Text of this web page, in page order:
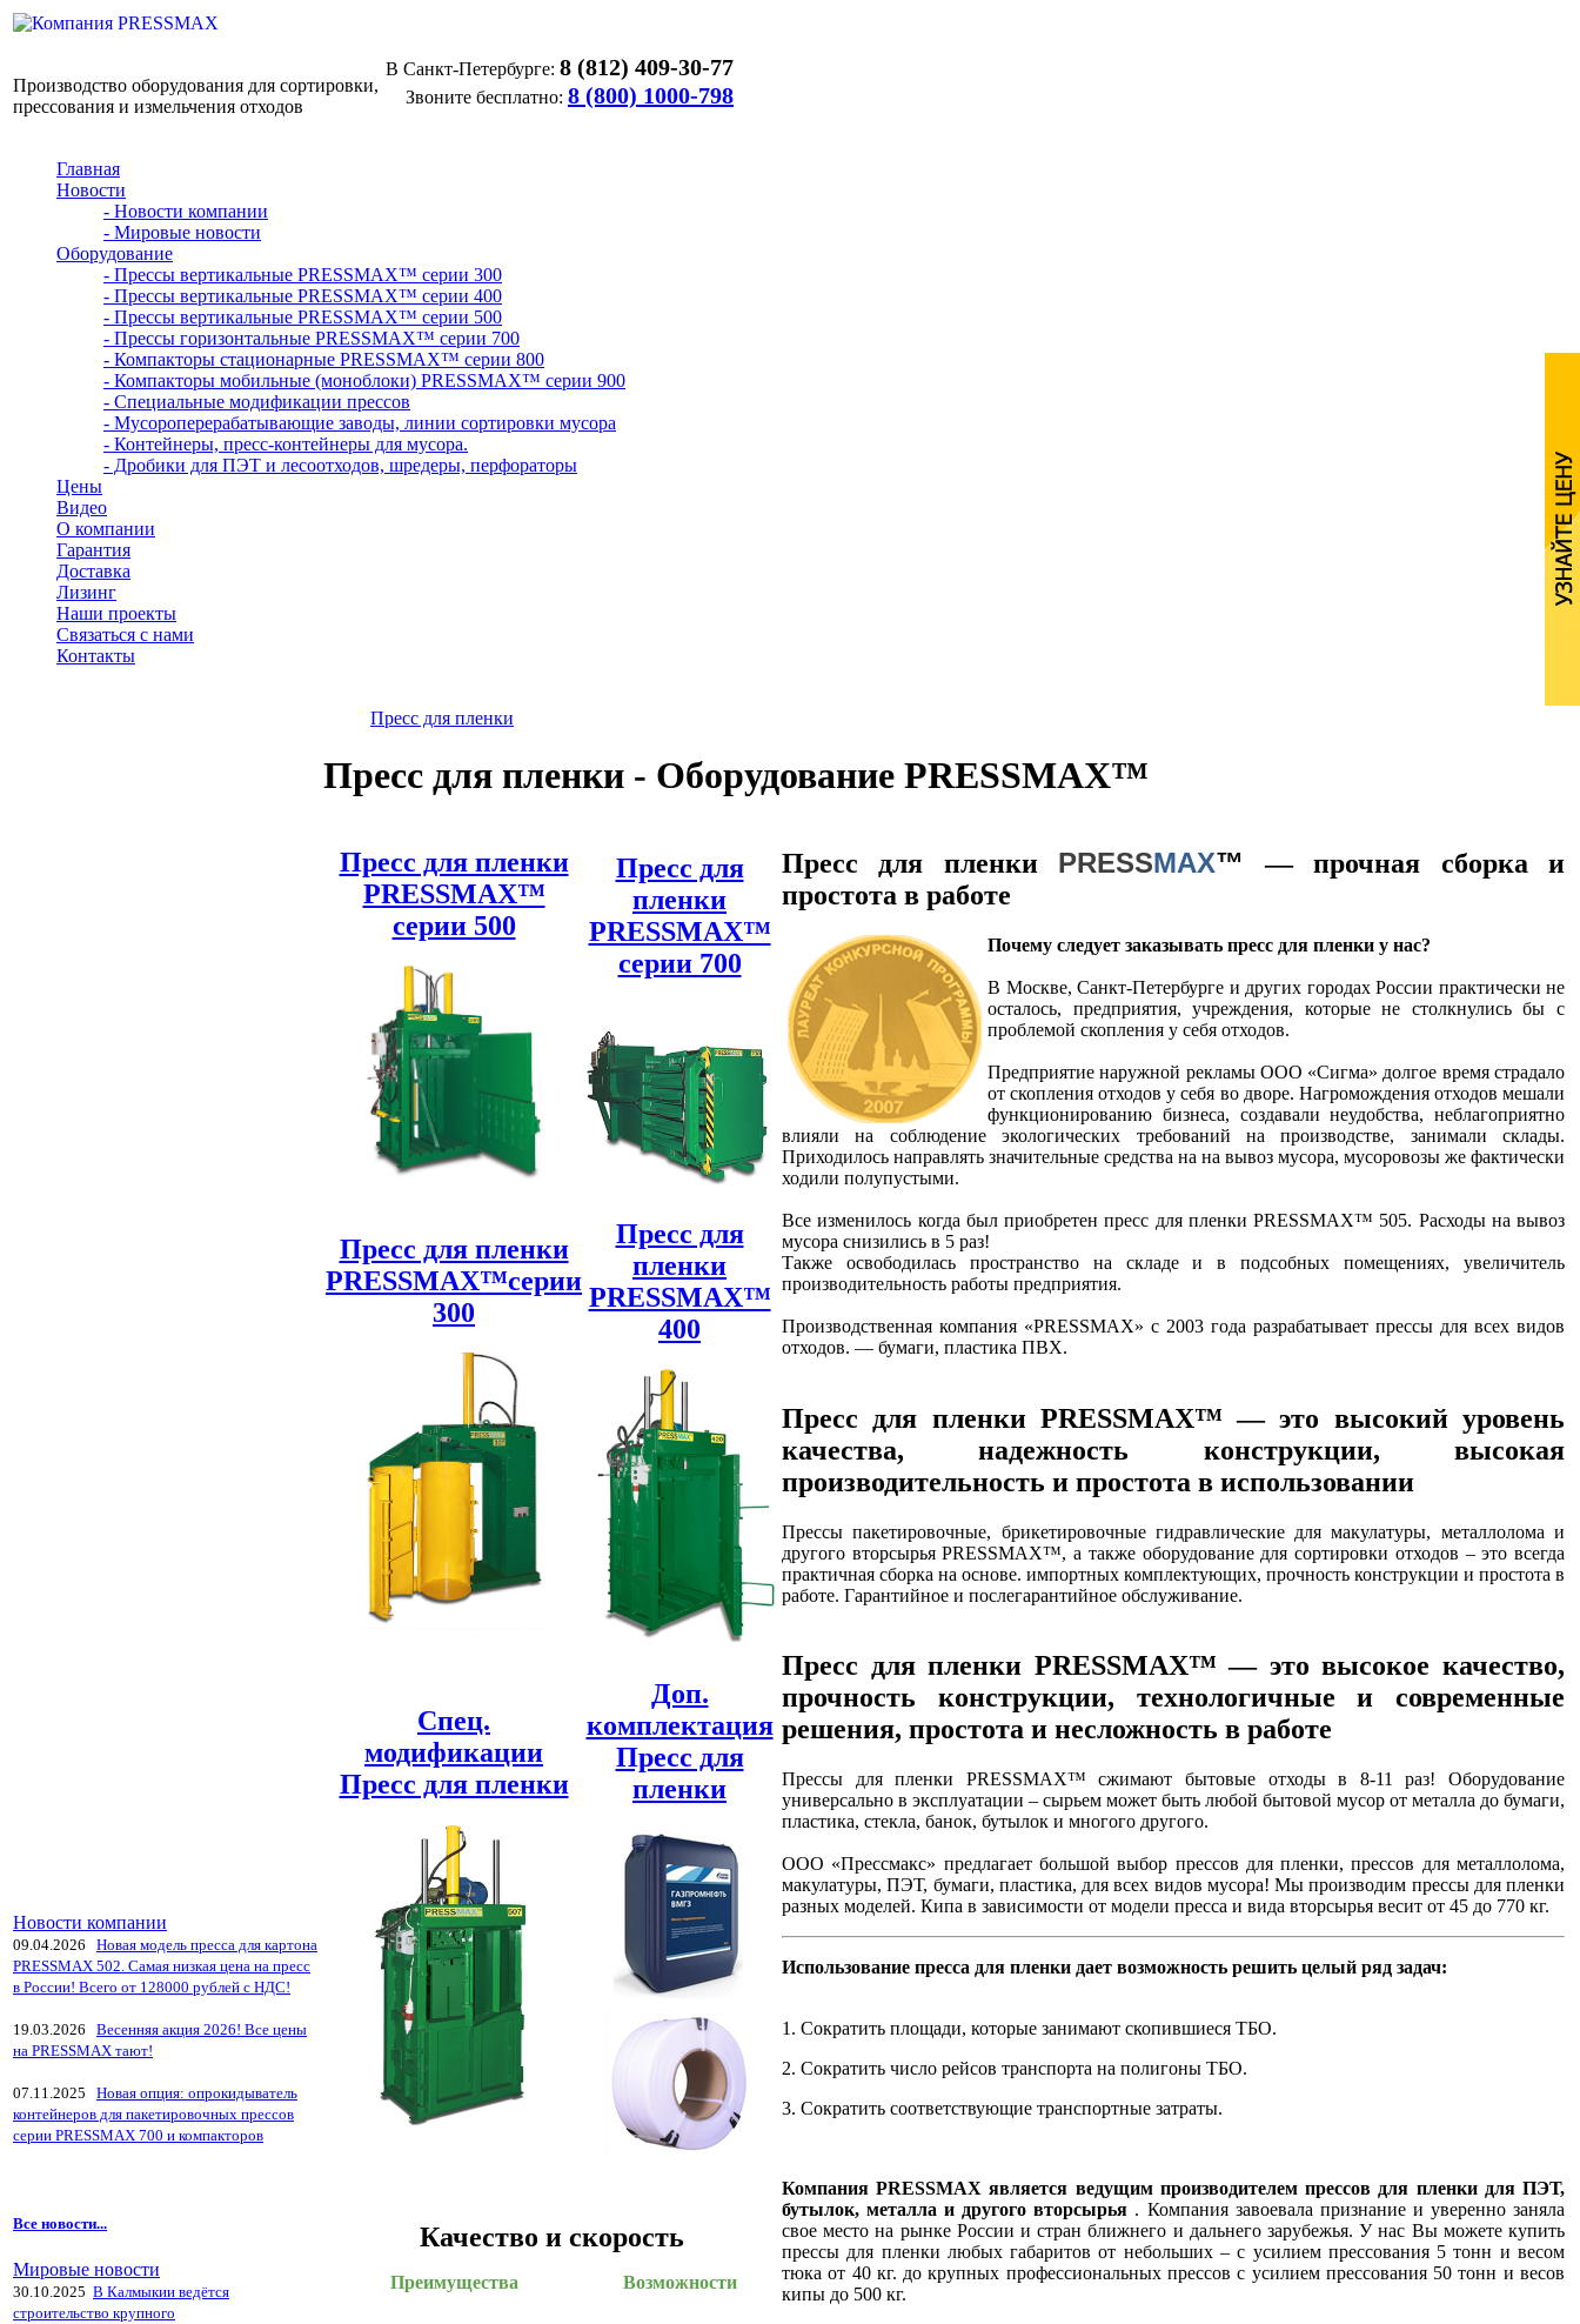
Производство оборудования для сортировки,
прессования и измельчения отходов
В Санкт-Петербурге: 8 (812) 409-30-77
Звоните бесплатно: 8 (800) 1000-798
Главная
Новости
- Новости компании
- Мировые новости
Оборудование
- Прессы вертикальные PRESSMAX™ серии 300
- Прессы вертикальные PRESSMAX™ серии 400
- Прессы вертикальные PRESSMAX™ серии 500
- Прессы горизонтальные PRESSMAX™ серии 700
- Компакторы стационарные PRESSMAX™ серии 800
- Компакторы мобильные (моноблоки) PRESSMAX™ серии 900
- Специальные модификации прессов
- Мусороперерабатывающие заводы, линии сортировки мусора
- Контейнеры, пресс-контейнеры для мусора.
- Дробики для ПЭТ и лесоотходов, шредеры, перфораторы
Цены
Видео
О компании
Гарантия
Доставка
Лизинг
Наши проекты
Связаться с нами
Контакты
Новости компании
09.04.2026
Новая модель пресса для картона
PRESSMAX 502. Самая низкая цена на пресс
в России! Всего от 128000 рублей с НДС!
19.03.2026
Весенняя акция 2026! Все цены
на PRESSMAX тают!
07.11.2025
Новая опция: опрокидыватель
контейнеров для пакетировочных прессов
серии PRESSMAX 700 и компакторов
Все новости...
Мировые новости
30.10.2025 В Калмыкии ведётся
строительство крупного
Пресс для пленки
Пресс для пленки - Оборудование PRESSMAX™
Пресс для пленки
PRESSMAX™
серии 500
Пресс для
пленки
PRESSMAX™
серии 700
Пресс для пленки
PRESSMAX™серии
300
Пресс для
пленки
PRESSMAX™
400
Спец.
модификации
Пресс для пленки
Доп.
комплектация
Пресс для
пленки
Качество и скорость
Преимущества Возможности
Пресс для пленки PRESSMAX™— прочная сборка и
простота в работе
Почему следует заказывать пресс для пленки у нас?
В Москве, Санкт-Петербурге и других городах России практически не
осталось, предприятия, учреждения, которые не столкнулись бы с
проблемой скопления у себя отходов.
Предприятие наружной рекламы ООО «Сигма» долгое время страдало
от скопления отходов у себя во дворе. Нагромождения отходов мешали
функционированию бизнеса, создавали неудобства, неблагоприятно
влияли на соблюдение экологических требований на производстве, занимали склады.
Приходилось направлять значительные средства на на вывоз мусора, мусоровозы же фактически
ходили полупустыми.
Все изменилось когда был приобретен пресс для пленки PRESSMAX™ 505. Расходы на вывоз
мусора снизились в 5 раз!
Также освободилась пространство на складе и в подсобных помещениях, увеличитель
производительность работы предприятия.
Производственная компания «PRESSMAX» с 2003 года разрабатывает прессы для всех видов
отходов. — бумаги, пластика ПВХ.
Пресс для пленки PRESSMAX™ — это высокий уровень
качества, надежность конструкции, высокая
производительность и простота в использовании
Прессы пакетировочные, брикетировочные гидравлические для макулатуры, металлолома и
другого вторсырья PRESSMAX™, а также оборудование для сортировки отходов – это всегда
практичная сборка на основе. импортных комплектующих, прочность конструкции и простота в
работе. Гарантийное и послегарантийное обслуживание.
Пресс для пленки PRESSMAX™ — это высокое качество,
прочность конструкции, технологичные и современные
решения, простота и несложность в работе
Прессы для пленки PRESSMAX™ сжимают бытовые отходы в 8-11 раз! Оборудование
универсально в эксплуатации – сырьем может быть любой бытовой мусор от металла до бумаги,
пластика, стекла, банок, бутылок и многого другого.
ООО «Прессмакс» предлагает большой выбор прессов для пленки, прессов для металлолома,
макулатуры, ПЭТ, бумаги, пластика, для всех видов мусора! Мы производим прессы для пленки
разных моделей. Кипа в зависимости от модели пресса и вида вторсырья весит от 45 до 770 кг.
Использование пресса для пленки дает возможность решить целый ряд задач:
1. Сократить площади, которые занимают скопившиеся ТБО.
2. Сократить число рейсов транспорта на полигоны ТБО.
3. Сократить соответствующие транспортные затраты.
Компания PRESSMAX является ведущим производителем прессов для пленки для ПЭТ,
бутылок, металла и другого вторсырья . Компания завоевала признание и уверенно заняла
свое место на рынке России и стран ближнего и дальнего зарубежья. У нас Вы можете купить
прессы для пленки любых габаритов от небольших – с усилием прессования 5 тонн и весом
тюка от 40 кг. до крупных профессиональных прессов с усилием прессования 50 тонн и весов
кипы до 500 кг.